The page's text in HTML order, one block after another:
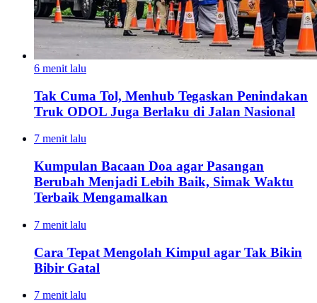
6 menit lalu
Tak Cuma Tol, Menhub Tegaskan Penindakan
Truk ODOL Juga Berlaku di Jalan Nasional
7 menit lalu
Kumpulan Bacaan Doa agar Pasangan
Berubah Menjadi Lebih Baik, Simak Waktu
Terbaik Mengamalkan
7 menit lalu
Cara Tepat Mengolah Kimpul agar Tak Bikin
Bibir Gatal
7 menit lalu